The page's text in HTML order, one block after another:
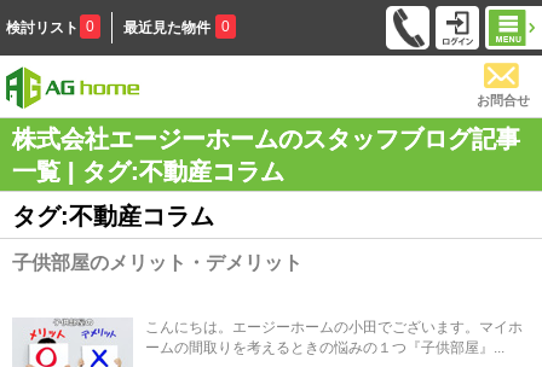
検討リスト 0 最近見た物件 0
お問合せ
株式会社エージーホームのスタッフブログ記事
一覧 | タグ:不動産コラム
タグ:不動産コラム
子供部屋のメリット・デメリット
こんにちは。エージーホームの小田でございます。マイホ
ームの間取りを考えるときの悩みの１つ『子供部屋』...